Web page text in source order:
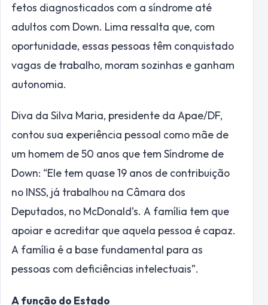
fetos diagnosticados com a síndrome até
adultos com Down. Lima ressalta que, com
oportunidade, essas pessoas têm conquistado
vagas de trabalho, moram sozinhas e ganham
autonomia.
Diva da Silva Maria, presidente da Apae/DF,
contou sua experiência pessoal como mãe de
um homem de 50 anos que tem Síndrome de
Down: “Ele tem quase 19 anos de contribuição
no INSS, já trabalhou na Câmara dos
Deputados, no McDonald’s. A família tem que
apoiar e acreditar que aquela pessoa é capaz.
A família é a base fundamental para as
pessoas com deficiências intelectuais”.
A função do Estado